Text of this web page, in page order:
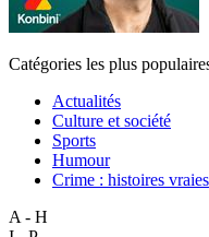
Catégories les plus
Actualités
Culture et société
Sports
Humour
Crime : histoires vraies
A - H